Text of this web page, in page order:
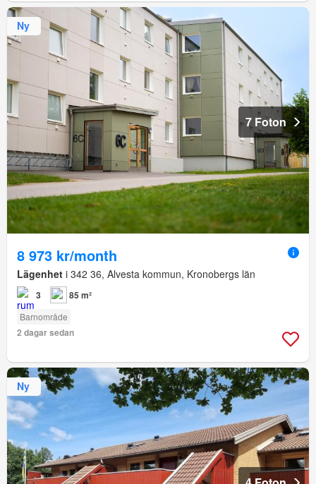
Ny
7 Foton
8 973 kr/month
Lägenhet i 342 36, Alvesta kommun, Kronobergs län
3 85 m²
Barnområde
2 dagar sedan
Ny